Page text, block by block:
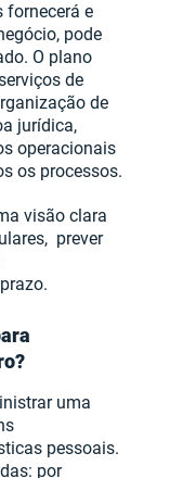
fornecerá e
pode
O plano
de
de
jurídica,
operacionais
os processos.
visão clara
prever
uma
pessoais.
por